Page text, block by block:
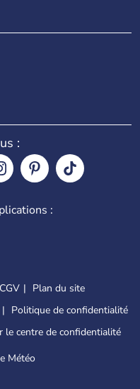
:
:
CGV
Plan du site
Politique de confidentialité
le centre de confidentialité
Météo